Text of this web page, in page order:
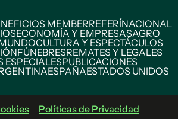
MEMBERREFERÍNACIONAL
ECONOMÍA Y EMPRESASAGRO
CULTURA Y ESPECTÁCULOS
FÚNEBRESREMATES Y LEGALES
ESPECIALESPUBLICACIONES
ESPAÑAESTADOS UNIDOS
Políticas de Privacidad